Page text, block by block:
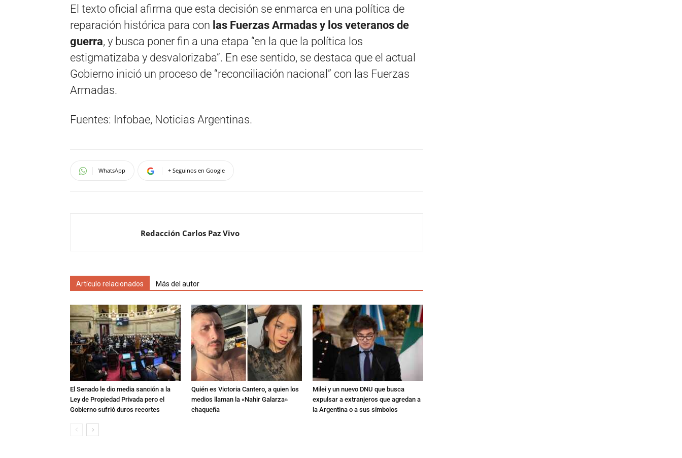
El texto oficial afirma que esta decisión se enmarca en una política de
reparación histórica para con las Fuerzas Armadas y los veteranos de
guerra, y busca poner fin a una etapa “en la que la política los
estigmatizaba y desvalorizaba”. En ese sentido, se destaca que el actual
Gobierno inició un proceso de “reconciliación nacional” con las Fuerzas
Armadas.
Fuentes: Infobae, Noticias Argentinas.
WhatsApp + Seguinos en Google
Redacción Carlos Paz Vivo
Artículo relacionados Más del autor
El Senado le dio media sanción a la
Ley de Propiedad Privada pero el
Gobierno sufrió duros recortes
Quién es Victoria Cantero, a quien los
medios llaman la «Nahir Galarza»
chaqueña
Milei y un nuevo DNU que busca
expulsar a extranjeros que agredan a
la Argentina o a sus símbolos